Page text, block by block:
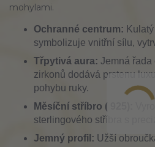
mohylami.
Ochranné centrum:
symbolizuje vnitřní sílu,
Třpytivá aura: Jemná řada
zirkonů dodává prstenu
pohybu ruky.
Měsíční stříbro ( 925):
sterlingového stříbra s
Jemný profil: Užší